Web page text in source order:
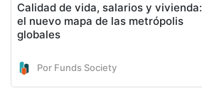
Calidad de vida, salarios y vivienda:
el nuevo mapa de las metrópolis
globales
Por Funds Society